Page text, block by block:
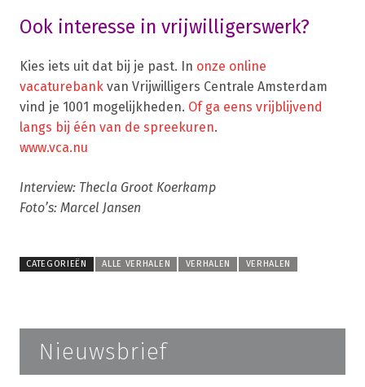
Ook interesse in vrijwilligerswerk?
Kies iets uit dat bij je past. In onze online
vacaturebank van Vrijwilligers Centrale Amsterdam
vind je 1001 mogelijkheden. Of ga eens vrijblijvend
langs bij één van de spreekuren.
www.vca.nu
Interview: Thecla Groot Koerkamp
Foto’s: Marcel Jansen
CATEGORIEËN ALLE VERHALEN VERHALEN VERHALEN
Nieuwsbrief